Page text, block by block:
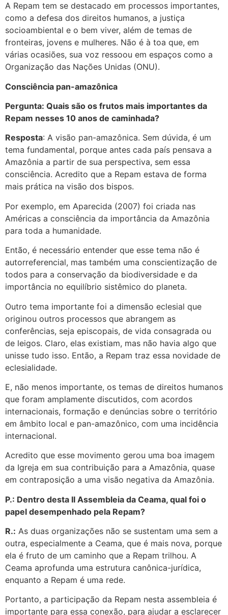
A Repam tem se destacado em processos importantes,
como a defesa dos direitos humanos, a justiça
socioambiental e o bem viver, além de temas de
fronteiras, jovens e mulheres. Não é à toa que, em
várias ocasiões, sua voz ressoou em espaços como a
Organização das Nações Unidas (ONU).
Consciência pan-amazônica
Pergunta: Quais são os frutos mais importantes da
Repam nesses 10 anos de caminhada?
Resposta: A visão pan-amazônica. Sem dúvida, é um
tema fundamental, porque antes cada país pensava a
Amazônia a partir de sua perspectiva, sem essa
consciência. Acredito que a Repam estava de forma
mais prática na visão dos bispos.
Por exemplo, em Aparecida (2007) foi criada nas
Américas a consciência da importância da Amazônia
para toda a humanidade.
Então, é necessário entender que esse tema não é
autorreferencial, mas também uma conscientização de
todos para a conservação da biodiversidade e da
importância no equilíbrio sistêmico do planeta.
Outro tema importante foi a dimensão eclesial que
originou outros processos que abrangem as
conferências, seja episcopais, de vida consagrada ou
de leigos. Claro, elas existiam, mas não havia algo que
unisse tudo isso. Então, a Repam traz essa novidade de
eclesialidade.
E, não menos importante, os temas de direitos humanos
que foram amplamente discutidos, com acordos
internacionais, formação e denúncias sobre o território
em âmbito local e pan-amazônico, com uma incidência
internacional.
Acredito que esse movimento gerou uma boa imagem
da Igreja em sua contribuição para a Amazônia, quase
em contraposição a uma visão negativa da Amazônia.
P.: Dentro desta II Assembleia da Ceama, qual foi o
papel desempenhado pela Repam?
R.: As duas organizações não se sustentam uma sem a
outra, especialmente a Ceama, que é mais nova, porque
ela é fruto de um caminho que a Repam trilhou. A
Ceama aprofunda uma estrutura canônica-jurídica,
enquanto a Repam é uma rede.
Portanto, a participação da Repam nesta assembleia é
importante para essa conexão, para ajudar a esclarecer